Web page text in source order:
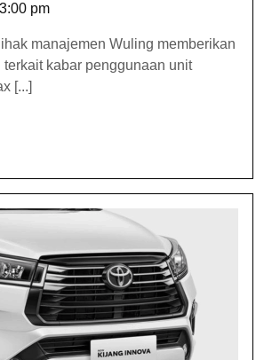
3:00 pm
manajemen Wuling memberikan
terkait kabar penggunaan unit
[...]